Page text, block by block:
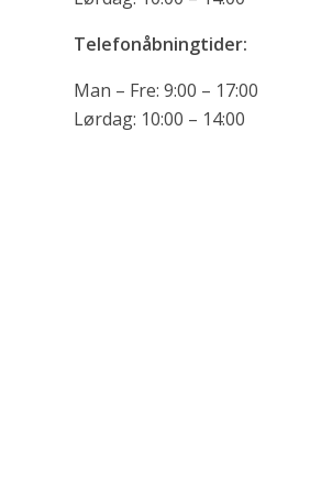
Telefonåbningtider:
Man – Fre: 9:00 – 17:00
Lørdag: 10:00 – 14:00